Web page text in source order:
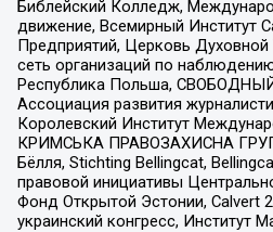
Библейский Колледж,
движение, Всемирный Институт
Предприятий, Церковь Духовной
сеть организаций по
Республика Польша,
Ассоциация развития
Королевский Институт
КРИМСЬКА ПРАВОЗАХИСНА
Бёлля, Stichting Bellingcat,
правовой инициативы
Фонд Открытой Эстонии, Calvert
украинский конгресс, Институт